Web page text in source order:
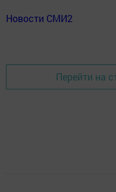
Новости СМИ2
Перейти на